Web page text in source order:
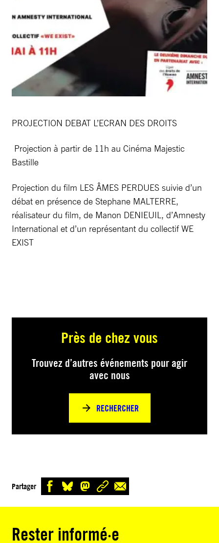
PROJECTION DEBAT L’ECRAN DES DROITS
Projection à partir de 11h au Cinéma Majestic
Bastille
Projection du film LES ÂMES PERDUES suivie d’un
débat en présence de Stephane MALTERRE,
réalisateur du film, de Manon DENIEUIL, d’Amnesty
International et d’un représentant du collectif WE
EXIST
Près de chez vous
Trouvez d’autres événements pour agir
avec nous
RECHERCHER
Partager
Rester informé·e